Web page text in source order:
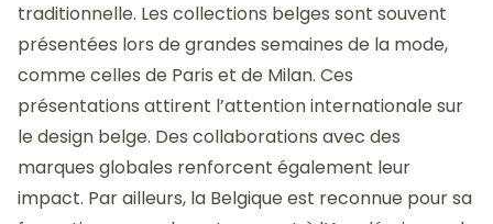
traditionnelle. Les collections belges sont souvent
présentées lors de grandes semaines de la mode,
comme celles de Paris et de Milan. Ces
présentations attirent l’attention internationale sur
le design belge. Des collaborations avec des
marques globales renforcent également leur
impact. Par ailleurs, la Belgique est reconnue pour sa